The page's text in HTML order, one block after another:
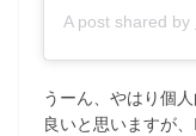
A post shared by
うーん、やはり個
良いと思いますが